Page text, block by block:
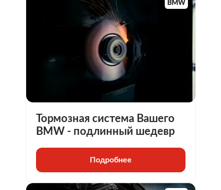
BMW
Тормозная система Вашего
BMW - подлинный шедевр
Подробнее